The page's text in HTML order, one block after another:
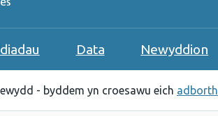
Data Newyddion
- byddem yn croesawu eich adborth